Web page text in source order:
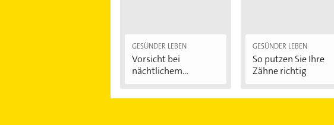
GESÜNDER LEBEN
Vorsicht bei
nächtlichem
GESÜNDER LEBEN
So putzen Sie Ihre
Zähne richtig